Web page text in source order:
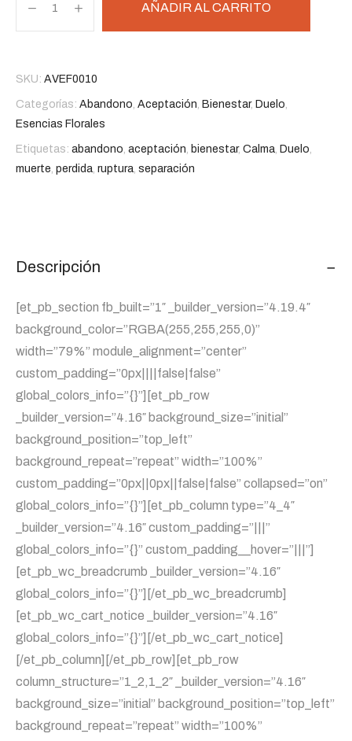
cantidad
AÑADIR AL CARRITO
SKU: AVEF0010
Categorías: Abandono, Aceptación, Bienestar, Duelo,
Esencias Florales
Etiquetas: abandono, aceptación, bienestar, Calma, Duelo,
muerte, perdida, ruptura, separación
Descripción
[et_pb_section fb_built=”1″ _builder_version=”4.19.4″
background_color=”RGBA(255,255,255,0)”
width=”79%” module_alignment=”center”
custom_padding=”0px||||false|false”
global_colors_info=”{}”][et_pb_row
_builder_version=”4.16″ background_size=”initial”
background_position=”top_left”
background_repeat=”repeat” width=”100%”
custom_padding=”0px||0px||false|false” collapsed=”on”
global_colors_info=”{}”][et_pb_column type=”4_4″
_builder_version=”4.16″ custom_padding=”|||”
global_colors_info=”{}” custom_padding__hover=”|||”]
[et_pb_wc_breadcrumb _builder_version=”4.16″
global_colors_info=”{}”][/et_pb_wc_breadcrumb]
[et_pb_wc_cart_notice _builder_version=”4.16″
global_colors_info=”{}”][/et_pb_wc_cart_notice]
[/et_pb_column][/et_pb_row][et_pb_row
column_structure=”1_2,1_2″ _builder_version=”4.16″
background_size=”initial” background_position=”top_left”
background_repeat=”repeat” width=”100%”